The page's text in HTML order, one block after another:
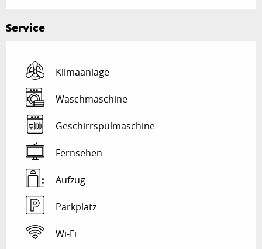
Service
Klimaanlage
Waschmaschine
Geschirrspülmaschine
Fernsehen
Aufzug
Parkplatz
Wi-Fi